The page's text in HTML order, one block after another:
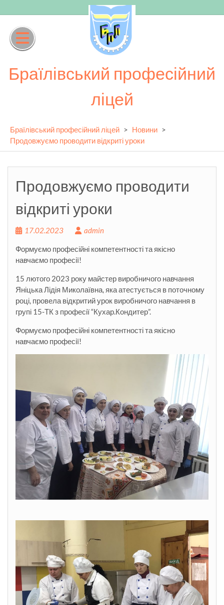
to
content
Браїлівський професійний
ліцей
Браїлівський професійний ліцей > Новини >
Продовжуємо проводити відкриті уроки
Продовжуємо проводити
відкриті уроки
17.02.2023 admin
Формуємо професійні компетентності та якісно
навчаємо професії!
15 лютого 2023 року майстер виробничого навчання
Яніцька Лідія Миколаївна, яка атестується в поточному
році, провела відкритий урок виробничого навчання в
групі 15-ТК з професії “Кухар.Кондитер”.
Формуємо професійні компетентності та якісно
навчаємо професії!